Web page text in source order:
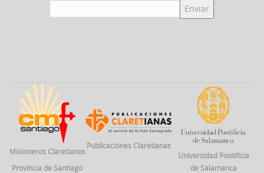
Misioneros Claretianos
Provincia de Santiago
Publicaciones Claretianas
Universidad Pontificia
de Salamanca